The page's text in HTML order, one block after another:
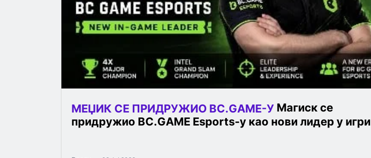
МЕЏИК СЕ ПРИДРУЖИО BC.GAME-У Магиск се
придружио BC.GAME Esports-у као нови лидер у игри